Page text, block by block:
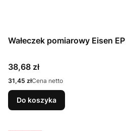
Wałeczek pomiarowy Eisen
Cena
38,68 zł
Cena
31,45 złCena netto
Do koszyka